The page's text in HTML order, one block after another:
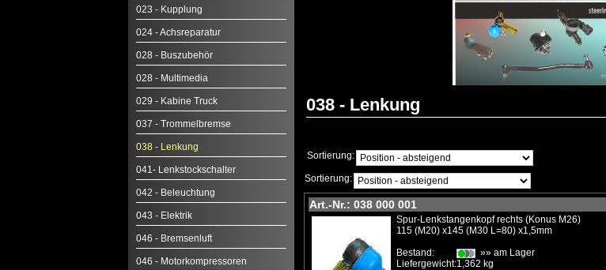
023 - Kupplung
024 - Achsreparatur
028 - Buszubehör
028 - Multimedia
029 - Kabine Truck
037 - Trommelbremse
038 - Lenkung
041- Lenkstockschalter
042 - Beleuchtung
043 - Elektrik
046 - Bremsenluft
046 - Motorkompressoren
038 - Lenkung
Sortierung:
Sortierung:
Art.-Nr.: 038 000 001
Spur-Lenkstangenkopf rechts (Konus M26)
115 (M20) x145 (M30 L=80) x1,5mm
Bestand:
»» am Lager
Liefergewicht:1,362 kg